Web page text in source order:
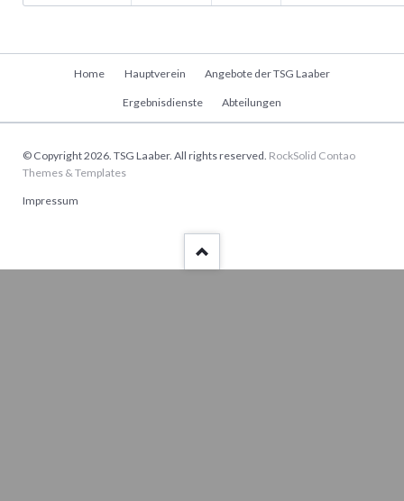
Navigation
Home Hauptverein Angebote der TSG Laaber
Ergebnisdienste Abteilungen
© Copyright 2026. TSG Laaber. All rights reserved. RockSolid Contao
Themes & Templates
Navigation
Impressum